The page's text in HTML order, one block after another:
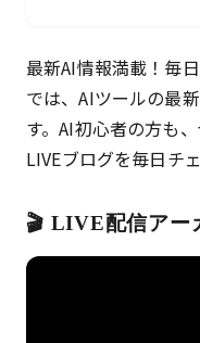
最新AI情報満載！毎
では、AIツールの最
す。AI初心者の方も
LIVEブログを毎日チ
🎬 LIVE配信アー